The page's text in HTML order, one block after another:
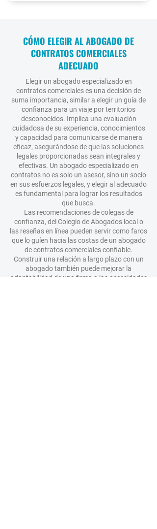
CÓMO ELEGIR AL ABOGADO DE
CONTRATOS COMERCIALES
ADECUADO
Elegir un abogado especializado en
contratos comerciales es una decisión de
suma importancia, similar a elegir un guía de
confianza para un viaje por territorios
desconocidos. Implica una evaluación
cuidadosa de su experiencia, conocimientos
y capacidad para comunicarse de manera
eficaz, asegurándose de que las soluciones
legales proporcionadas sean integrales y
efectivas. Un abogado especializado en
contratos no es solo un asesor, sino un socio
en sus esfuerzos legales, y elegir al adecuado
es fundamental para lograr los resultados
que busca.
Las recomendaciones de colegas de
confianza, del Colegio de Abogados local o
las reseñas en línea pueden servir como faros
que lo guíen hacia las costas de un abogado
de contratos comerciales confiable.
Construir una relación a largo plazo con un
abogado también puede mejorar la
adaptabilidad de una firma a las necesidades